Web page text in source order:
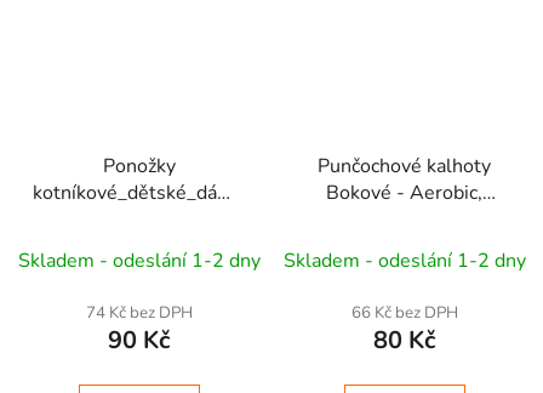
Ponožky
kotníkové_dětské_dámské_Pesail
Skladem - odeslání 1-2 dny
74 Kč bez DPH
90 Kč
Punčochové kalhoty
Bokové - Aerobic,
Skladem - odeslání 1-2 dny
66 Kč bez DPH
80 Kč